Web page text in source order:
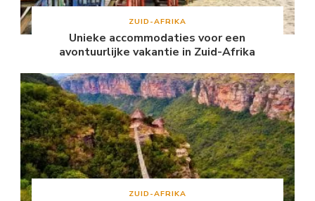
ZUID-AFRIKA
Unieke accommodaties voor een
avontuurlijke vakantie in Zuid-Afrika
ZUID-AFRIKA